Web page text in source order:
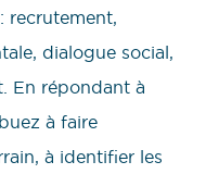
recrutement,
dialogue social,
En répondant à
à faire
à identifier les